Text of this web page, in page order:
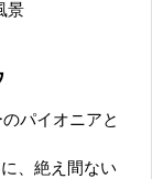
パイオニアと
、絶え間ない